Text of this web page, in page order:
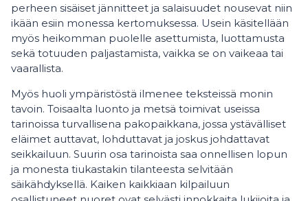
perheen sisäiset jännitteet ja salaisuudet nousevat niin
ikään esiin monessa kertomuksessa. Usein käsitellään
myös heikomman puolelle asettumista, luottamusta
sekä totuuden paljastamista, vaikka se on vaikeaa tai
vaarallista.
Myös huoli ympäristöstä ilmenee teksteissä monin
tavoin. Toisaalta luonto ja metsä toimivat useissa
tarinoissa turvallisena pakopaikkana, jossa ystävälliset
eläimet auttavat, lohduttavat ja joskus johdattavat
seikkailuun. Suurin osa tarinoista saa onnellisen lopun
ja monesta tiukastakin tilanteesta selvitään
säikähdyksellä. Kaiken kaikkiaan kilpailuun